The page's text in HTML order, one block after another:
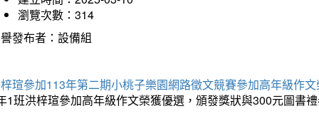
瀏覽次數：314
發布者：設備組
瑄參加113年第二期小桃子樂園網路徵文競賽參加高年級作
1班洪梓瑄參加高年級作文榮獲優選，頒發獎狀與300元圖書